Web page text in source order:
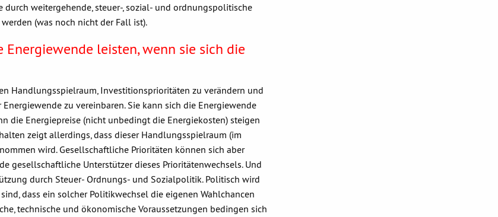
weitergehende, steuer-, sozial- und ordnungspolitische
(was noch nicht der Fall ist).
leisten, wenn sie sich die
Handlungsspielraum, Investitionsprioritäten zu verändern und
zu vereinbaren. Sie kann sich die Energiewende
die Energiepreise (nicht unbedingt die Energiekosten) steigen
zeigt allerdings, dass dieser Handlungsspielraum (im
wird. Gesellschaftliche Prioritäten können sich aber
gesellschaftliche Unterstützer dieses Prioritätenwechsels. Und
durch Steuer- Ordnungs- und Sozialpolitik. Politisch wird
dass ein solcher Politikwechsel die eigenen Wahlchancen
technische und ökonomische Voraussetzungen bedingen sich